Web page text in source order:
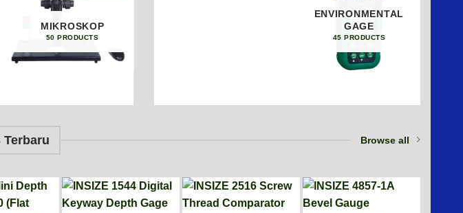
MIKROSKOP
50 PRODUCTS
ENVIRONMENTAL
GAGE
45 PRODUCTS
Terbaru Browse all